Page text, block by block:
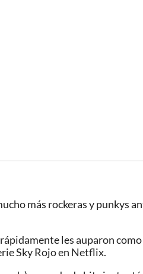
más rockeras y punkys
les auparon
Sky Rojo en Netflix.